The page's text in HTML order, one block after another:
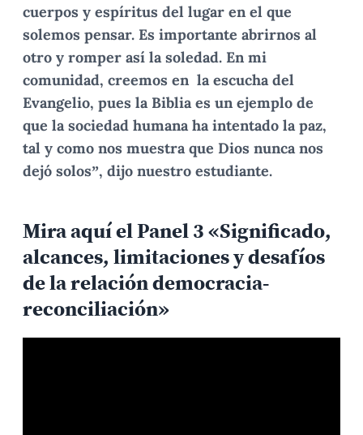
cuerpos y espíritus del lugar en el que
solemos pensar. Es importante abrirnos al
otro y romper así la soledad. En mi
comunidad, creemos en la escucha del
Evangelio, pues la Biblia es un ejemplo de
que la sociedad humana ha intentado la paz,
tal y como nos muestra que Dios nunca nos
dejó solos”, dijo nuestro estudiante.
Mira aquí el Panel 3 «Significado,
alcances, limitaciones y desafíos
de la relación democracia-
reconciliación»